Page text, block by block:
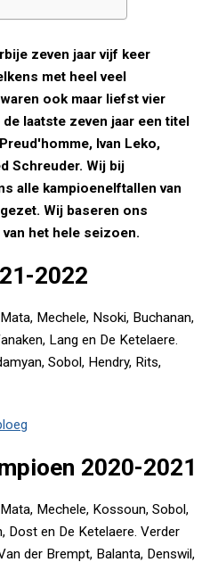
zeven jaar vijf keer
met heel veel
ook maar liefst vier
laatste zeven jaar een titel
Ivan Leko,
Schreuder. Wij bij
alle kampioenelftallen van
Wij baseren ons
het hele seizoen.
2022
Mechele, Nsoki, Buchanan,
Lang en De Ketelaere.
Sobol, Hendry, Rits,
2020-2021
Mechele, Kossoun, Sobol,
Dost en De Ketelaere. Verder
der Brempt, Balanta, Denswil,